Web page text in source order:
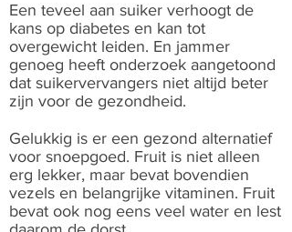
Een teveel aan suiker verhoogt de
kans op diabetes en kan tot
overgewicht leiden. En jammer
genoeg heeft onderzoek aangetoond
dat suikervervangers niet altijd beter
zijn voor de gezondheid.
Gelukkig is er een gezond alternatief
voor snoepgoed. Fruit is niet alleen
erg lekker, maar bevat bovendien
vezels en belangrijke vitaminen. Fruit
bevat ook nog eens veel water en lest